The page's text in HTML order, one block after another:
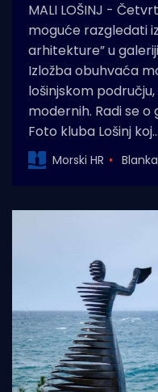
MALI LOŠINJ -
moguće razgledati
arhitekture” u
Izložba obuhvaća
lošinjskom
modernih. Radi se
Foto kluba Lošinj koj…
Morski HR